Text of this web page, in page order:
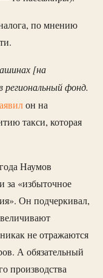
по мнению
[на
фонд.
он на
такси, которая
Наумов
за «избыточное
Он подчеркивал,
не отражаются
А обязательный
производства